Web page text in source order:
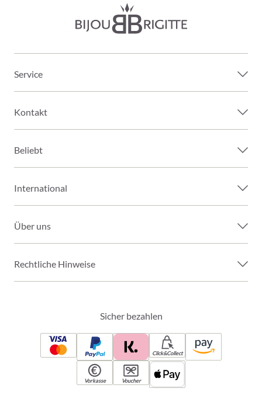
Service
Kontakt
Beliebt
International
Über uns
Rechtliche Hinweise
Sicher bezahlen
Click&Collect
Vorkasse Voucher